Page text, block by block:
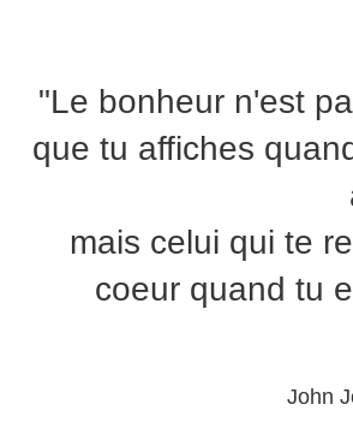
"Le bonheur n'est
que tu affiches
mais celui qui te
coeur quand tu
John